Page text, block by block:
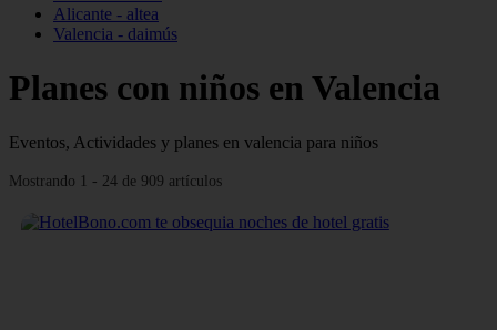
Alicante - altea
Valencia - daimús
Planes con niños en Valencia
Eventos, Actividades y planes en valencia para niños
Mostrando 1 - 24 de 909 artículos